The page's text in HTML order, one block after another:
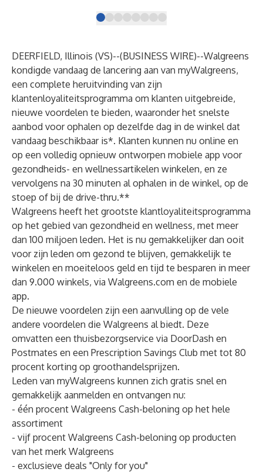
DEERFIELD, Illinois (VS)--(BUSINESS WIRE)--Walgreens
kondigde vandaag de lancering aan van myWalgreens,
een complete heruitvinding van zijn
klantenloyaliteitsprogramma om klanten uitgebreide,
nieuwe voordelen te bieden, waaronder het snelste
aanbod voor ophalen op dezelfde dag in de winkel dat
vandaag beschikbaar is*. Klanten kunnen nu online en
op een volledig opnieuw ontworpen mobiele app voor
gezondheids- en wellnessartikelen winkelen, en ze
vervolgens na 30 minuten al ophalen in de winkel, op de
stoep of bij de drive-thru.**
Walgreens heeft het grootste klantloyaliteitsprogramma
op het gebied van gezondheid en wellness, met meer
dan 100 miljoen leden. Het is nu gemakkelijker dan ooit
voor zijn leden om gezond te blijven, gemakkelijk te
winkelen en moeiteloos geld en tijd te besparen in meer
dan 9.000 winkels, via Walgreens.com en de mobiele
app.
De nieuwe voordelen zijn een aanvulling op de vele
andere voordelen die Walgreens al biedt. Deze
omvatten een thuisbezorgservice via DoorDash en
Postmates en een Prescription Savings Club met tot 80
procent korting op groothandelsprijzen.
Leden van myWalgreens kunnen zich gratis snel en
gemakkelijk aanmelden en ontvangen nu:
- één procent Walgreens Cash-beloning op het hele
assortiment
- vijf procent Walgreens Cash-beloning op producten
van het merk Walgreens
- exclusieve deals "Only for you"